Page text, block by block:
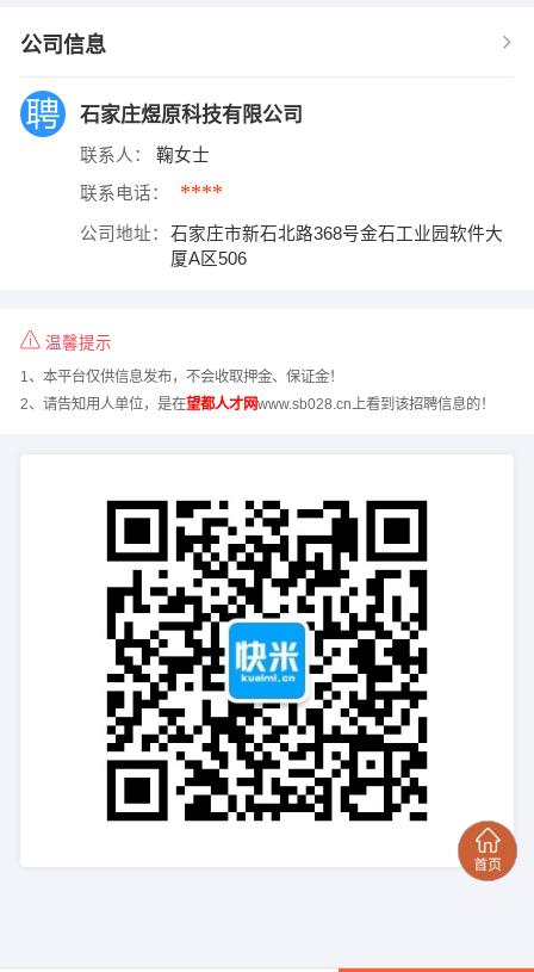
公司信息
石家庄煜原科技有限公司
联系人： 鞠女士
联系电话： ****
公司地址：
石家庄市新石北路368号金石工业园软件大
厦A区506
温馨提示
1、本平台仅供信息发布，不会收取押金、保证金！
2、请告知用人单位，是在望都人才网www.sb028.cn上看到该招聘信息的！